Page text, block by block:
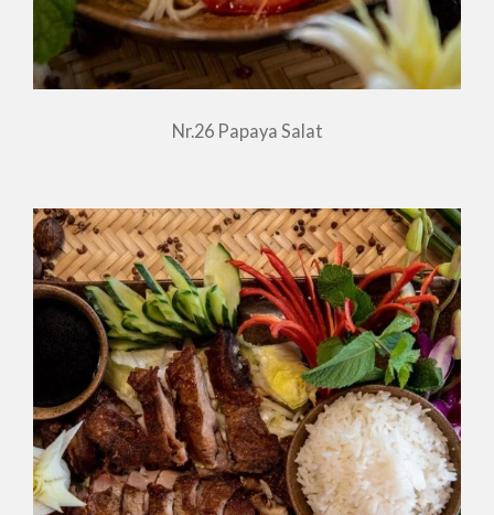
Nr.26 Papaya Salat